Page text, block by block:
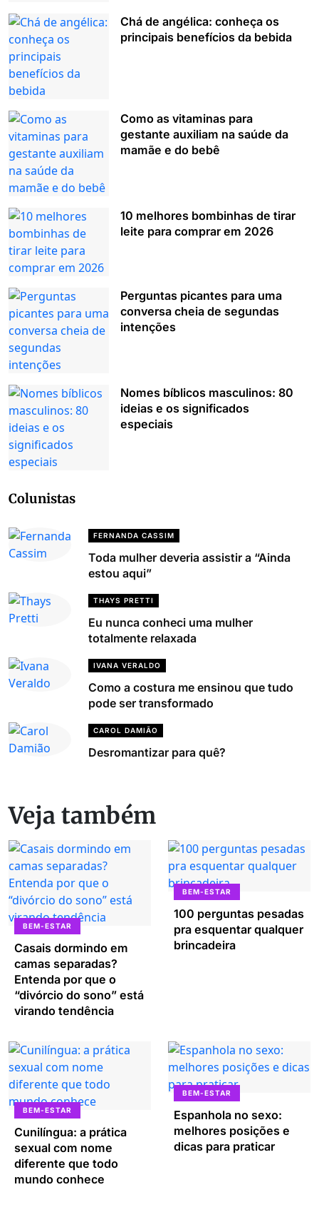
Chá de angélica: conheça os
principais benefícios da bebida
Como as vitaminas para
gestante auxiliam na saúde da
mamãe e do bebê
10 melhores bombinhas de tirar
leite para comprar em 2026
Perguntas picantes para uma
conversa cheia de segundas
intenções
Nomes bíblicos masculinos: 80
ideias e os significados
especiais
Colunistas
FERNANDA CASSIM
Toda mulher deveria assistir a “Ainda
estou aqui”
THAYS PRETTI
Eu nunca conheci uma mulher
totalmente relaxada
IVANA VERALDO
Como a costura me ensinou que tudo
pode ser transformado
CAROL DAMIÃO
Desromantizar para quê?
Veja também
BEM-ESTAR
Casais dormindo em
camas separadas?
Entenda por que o
“divórcio do sono” está
virando tendência
BEM-ESTAR
100 perguntas pesadas
pra esquentar qualquer
brincadeira
BEM-ESTAR
Cunilíngua: a prática
sexual com nome
diferente que todo
mundo conhece
BEM-ESTAR
Espanhola no sexo:
melhores posições e
dicas para praticar